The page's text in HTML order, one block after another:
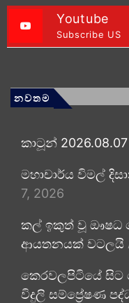
Youtube
Subscribe US
නවතම
කාටූන් 2026.08.07
මහාචාර්ය විමල්
7, 2026
කල් ඉකුත් වූ ඖෂධ
ආයතනයක් වටලයි
කෙරවලපිටියේ සිට
විදුලි සම්ප්‍රේෂණ